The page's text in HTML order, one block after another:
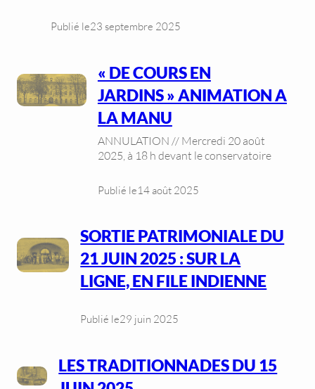
Publié le23 septembre 2025
« DE COURS EN
JARDINS » ANIMATION A
LA MANU
ANNULATION // Mercredi 20 août
2025, à 18 h devant le conservatoire
Publié le14 août 2025
SORTIE PATRIMONIALE DU
21 JUIN 2025 : SUR LA
LIGNE, EN FILE INDIENNE
Publié le29 juin 2025
LES TRADITIONNADES DU 15